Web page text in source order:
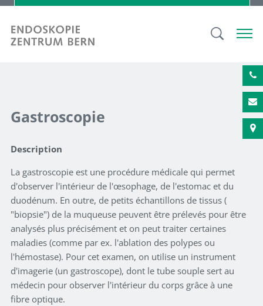
Gastroscopie
Description
La gastroscopie est une procédure médicale qui permet
d'observer l'intérieur de l'œsophage, de l'estomac et du
duodénum. En outre, de petits échantillons de tissus (
"biopsie") de la muqueuse peuvent être prélevés pour être
analysés plus précisément et on peut traiter certaines
maladies (comme par ex. l'ablation des polypes ou
l'hémostase). Pour cet examen, on utilise un instrument
d'imagerie (un gastroscope), dont le tube souple sert au
médecin pour observer l'intérieur du corps grâce à une
fibre optique.